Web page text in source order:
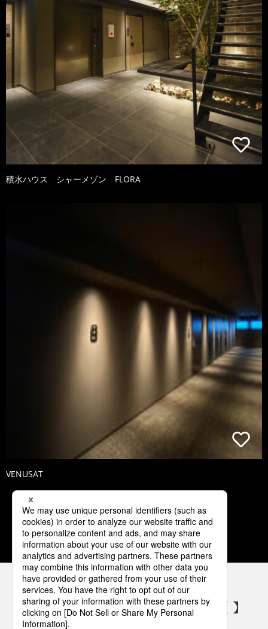
積水ハウス シャーメゾン FLORA
VENUSAT
1 2 3 4 5
パナソニックの電気設備 SNSアカウント